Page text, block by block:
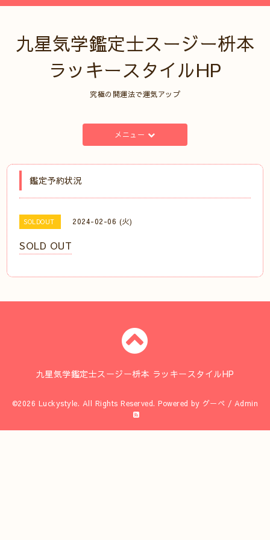
九星気学鑑定士スージー枡本
ラッキースタイルHP
究極の開運法で運気アップ
メニュー
鑑定予約状況
SOLDOUT 2024-02-06 (火)
SOLD OUT
九星気学鑑定士スージー枡本 ラッキースタイルHP
©2026 Luckystyle. All Rights Reserved. Powered by グーペ / Admin